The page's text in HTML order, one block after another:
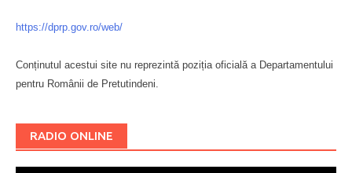
https://dprp.gov.ro/web/
Conținutul acestui site nu reprezintă poziția oficială a Departamentului
pentru Românii de Pretutindeni.
RADIO ONLINE